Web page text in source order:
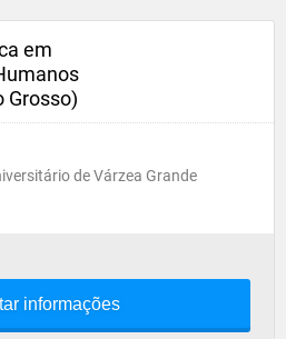
em
Grosso)
de Várzea Grande
informações